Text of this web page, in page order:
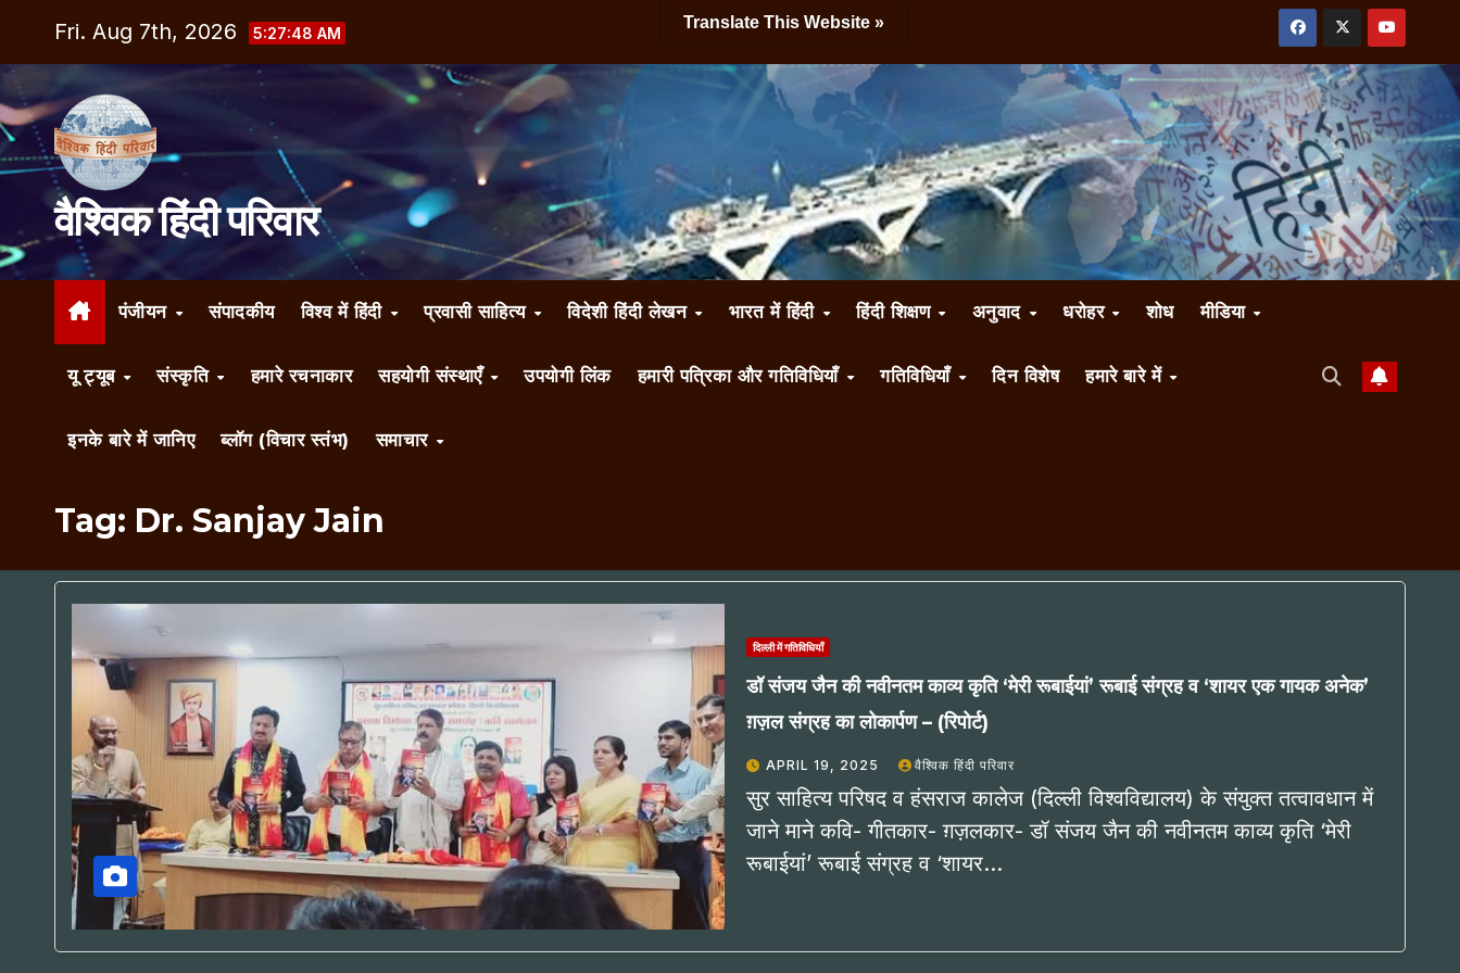
content
Fri. Aug 7th, 2026 5:27:49 AM
वैश्विक हिंदी परिवार
पंजीयन संपादकीय विश्व में हिंदी प्रवासी साहित्य विदेशी हिंदी लेखन भारत में हिंदी हिंदी शिक्षण अनुवाद धरोहर शोध मीडिया
यू ट्यूब संस्कृति हमारे रचनाकार सहयोगी संस्थाएँ उपयोगी लिंक हमारी पत्रिका और गतिविधियाँ गतिविधियाँ दिन विशेष हमारे बारे में
इनके बारे में जानिए ब्लॉग (विचार स्तंभ) समाचार
Tag: Dr. Sanjay Jain
दिल्ली में गतिविधियाँ
डॉ संजय जैन की नवीनतम काव्य कृति ‘मेरी रूबाईयां’ रूबाई संग्रह व ‘शायर एक गायक अनेक’
ग़ज़ल संग्रह का लोकार्पण – (रिपोर्ट)
APRIL 19, 2025 वैश्विक हिंदी परिवार
सुर साहित्य परिषद व हंसराज कालेज (दिल्ली विश्वविद्यालय) के संयुक्त तत्वावधान में
जाने माने कवि- गीतकार- ग़ज़लकार- डॉ संजय जैन की नवीनतम काव्य कृति ‘मेरी
रूबाईयां’ रूबाई संग्रह व ‘शायर…
Translate This Website »